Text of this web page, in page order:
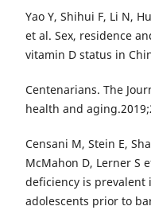
Yao Y, Shihui F, Li N,
et al. Sex, residence
vitamin D status in
Centenarians. The
health and
Censani M, Stein E,
McMahon D, Lerner S
deficiency is prevalent
adolescents prior to